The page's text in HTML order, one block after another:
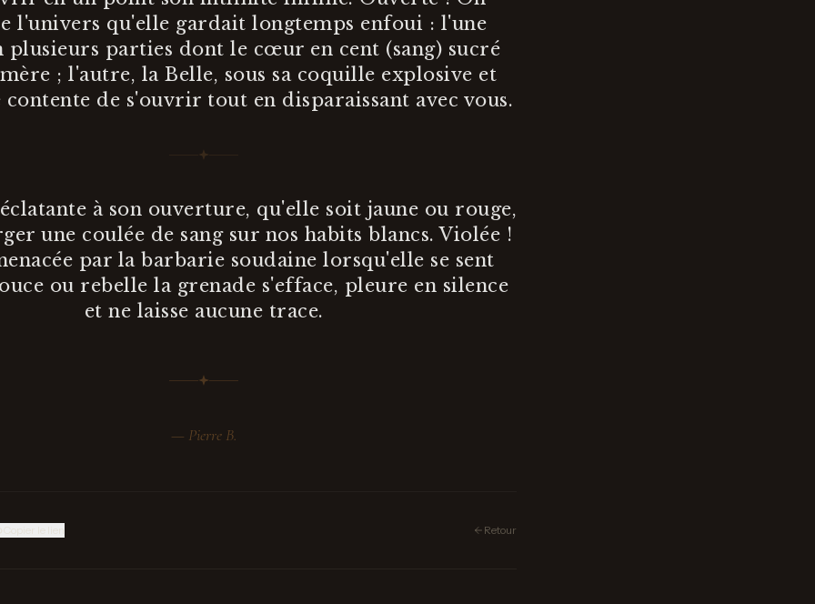
l'univers qu'elle gardait longtemps enfoui : l'une
plusieurs parties dont le cœur en cent (sang) sucré
; l'autre, la Belle, sous sa coquille explosive et
contente de s'ouvrir tout en disparaissant avec vous.
à son ouverture, qu'elle soit jaune ou rouge,
une coulée de sang sur nos habits blancs. Violée !
par la barbarie soudaine lorsqu'elle se sent
ou rebelle la grenade s'efface, pleure en silence
et ne laisse aucune trace.
— Pierre B.
Retour